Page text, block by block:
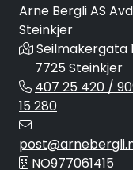
Arne Bergli AS Avd
Steinkjer
Seilmakergata 1
7725 Steinkjer
407 25 420 /
15 280
NO977061415